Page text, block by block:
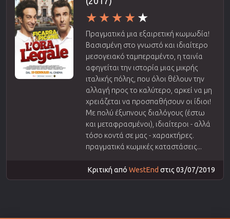
Πραγματικά μια εξαιρετική κωμωδία!
Βασισμένη στο γνωστό και ιδιαίτερο
μεσογειακό ταμπεραμέντο, η ταινία
αφηγείται την ιστορία μιας μικρής
ιταλικής πόλης, που όλοι θέλουν την
αλλαγή προς το καλύτερο, αρκεί να μη
χρειάζεται να προσπαθήσουν οι ίδιοι!
Με πολύ έξυπνους διαλόγους (έστω
και μεταφρασμένοι), ιδιαίτεροι - αλλά
τόσο κοντά σε μας - χαρακτήρες.
πραγματικά κωμικές καταστάσεις...
Κριτική από WestEnd στις 03/07/2019